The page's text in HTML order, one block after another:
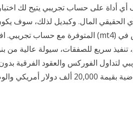
أداة على حساب تجريبي يتيح لك
سريع للصفقات، سيولة عالية من
لتداول الفوركس والعقود الفرقية